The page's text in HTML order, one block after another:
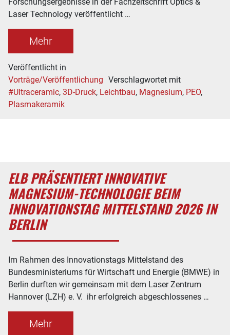
Laser Technology veröffentlicht …
Mehr
Veröffentlicht in
Vorträge/Veröffentlichung Verschlagwortet mit
#Ultraceramic, 3D-Druck, Leichtbau, Magnesium, PEO,
Plasmakeramik
ELB PRÄSENTIERT INNOVATIVE
MAGNESIUM-TECHNOLOGIE BEIM
INNOVATIONSTAG MITTELSTAND 2026 IN
BERLIN
Im Rahmen des Innovationstags Mittelstand des
Bundesministeriums für Wirtschaft und Energie (BMWE) in
Berlin durften wir gemeinsam mit dem Laser Zentrum
Hannover (LZH) e. V. ihr erfolgreich abgeschlossenes …
Mehr